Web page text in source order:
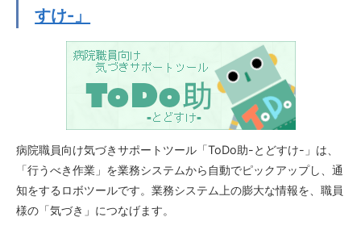
すけ-」
病院職員向け気づきサポートツール「ToDo助-とどすけ-」は、
「行うべき作業」を業務システムから自動でピックアップし、通
知をするロボツールです。業務システム上の膨大な情報を、職員
様の「気づき」につなげます。